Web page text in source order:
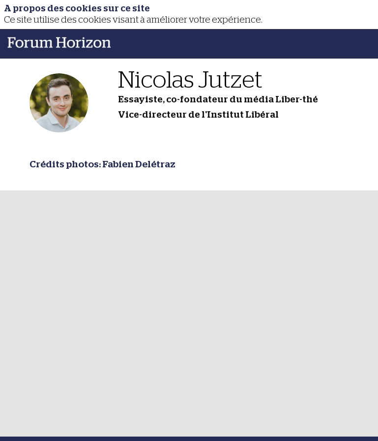
NJ
Nicolas Jutzet
Essayiste, co-fondateur du média Liber-thé
Vice-directeur de l'Institut Libéral
Crédits photos: Fabien Delétraz
A propos des cookies sur ce site
Ce site utilise des cookies visant à améliorer votre expérience.